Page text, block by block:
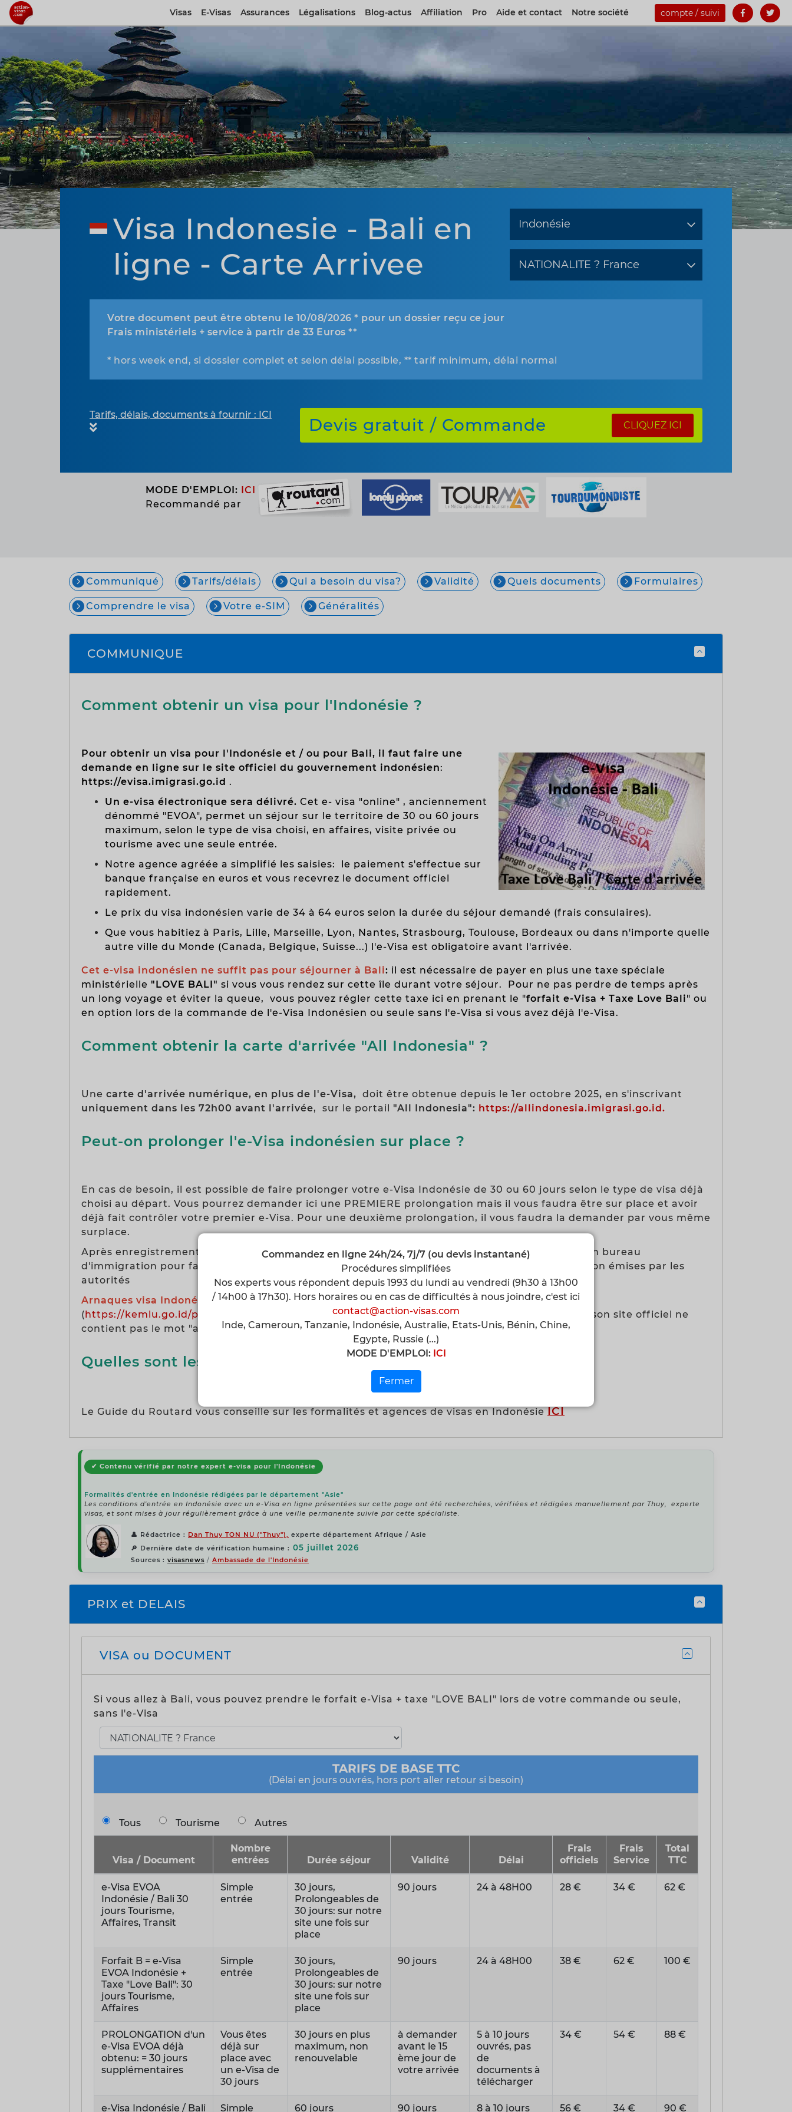
Commandez en ligne 24h/24, 7j/7 (ou devis instantané)
Procédures simplifiées
Nos experts vous répondent depuis 1993 du lundi au vendredi (9h30 à 13h00
/ 14h00 à 17h30). Hors horaires ou en cas de difficultés à nous joindre, c'est ici
contact@action-visas.com
Inde, Cameroun, Tanzanie, Indonésie, Australie, Etats-Unis, Bénin, Chine,
Egypte, Russie (...)
MODE D'EMPLOI:ICI
Fermer
compte / suivi
Visas E-Visas Assurances Légalisations Blog-actus Affiliation Pro Aide et contact Notre société
Visa Indonesie - Bali en
ligne - Carte Arrivee
Votre document peut être obtenu le 10/08/2026 * pour un dossier reçu ce jour
Frais ministériels + service à partir de 33 Euros **
* hors week end, si dossier complet et selon délai possible, ** tarif minimum, délai normal
Tarifs, délais, documents à fournir : ICI
Devis gratuit / Commande
MODE D'EMPLOI: ICI
Recommandé par
Communiqué Tarifs/délais Qui a besoin du visa? Validité Quels documents Formulaires
Comprendre le visa Votre e-SIM Généralités
COMMUNIQUE
Comment obtenir un visa pour l'Indonésie ?
Pour obtenir un visa pour l'Indonésie et / ou pour Bali, il faut faire une
demande en ligne sur
le site officiel du gouvernement indonésien:
https://evisa.imigrasi.go.id .
Un e-visa électronique sera délivré. Cet e- visa "online" , anciennement
dénommé "EVOA", permet un séjour sur le territoire de 30 ou 60 jours
maximum, selon le type de visa choisi, en affaires, visite privée ou
tourisme avec une seule entrée.
Notre agence agréée a simplifié les saisies: le paiement s'effectue sur
banque française en euros et vous recevrez le document officiel
rapidement.
Le prix du visa indonésien varie de 34 à 64 euros selon la durée du séjour demandé (frais consulaires).
Que vous habitiez à Paris, Lille, Marseille, Lyon, Nantes, Strasbourg, Toulouse, Bordeaux ou dans n'importe quelle
autre ville du Monde (Canada, Belgique, Suisse...) l'e-Visa est obligatoire avant l'arrivée.
Cet e-visa indonésien ne suffit pas pour séjourner à Bali: il est nécessaire de payer en plus une taxe spéciale
ministérielle "LOVE BALI" si vous vous rendez sur cette île durant votre séjour. Pour ne pas perdre de temps après
un long voyage et éviter la queue, vous pouvez régler cette taxe ici en prenant le "forfait e-Visa + Taxe Love Bali" ou
en option lors de la commande de l'e-Visa Indonésien ou seule sans l'e-Visa si vous avez déjà l'e-Visa.
Comment obtenir la carte d'arrivée "All Indonesia" ?
Une carte d'arrivée numérique, en plus de l'e-Visa, doit être obtenue depuis le 1er octobre 2025, en s'inscrivant
uniquement dans les 72h00 avant l'arrivée, sur le portail "All Indonesia": https://allindonesia.imigrasi.go.id.
Peut-on prolonger l'e-Visa indonésien sur place ?
En cas de besoin, il est possible de faire prolonger votre e-Visa Indonésie de 30 ou 60 jours selon le type de visa déjà
choisi au départ. Vous pourrez demander ici une PREMIERE prolongation mais il vous faudra être sur place et avoir
déjà fait contrôler votre premier e-Visa. Pour une deuxième prolongation, il vous faudra la demander par vous même
surplace.
Après enregistrement par nos soins de votre extension de visa, vous devrez vous rendre dans un bureau
d'immigration pour faire collecter vos données biométriques. Nous vous enverrons la convocation émises par les
autorités
Arnaques visa Indonésie signalées par les Forums et guides voyage.L'ambassade d'Indonésie
( https://kemlu.go.id/paris
) ne fait jamais de publicité (liens sponsorisés) sur Internet et l'url de son site officiel ne
contient pas le mot "ambassade indonesie" ou "e-Visa Indonésie" .
Quelles sont les agences de visas spécialisées sur l'Indonésie ?
Le Guide du Routard vous conseille sur les formalités et agences de visas en IndonésieICI
✔ Contenu vérifié par notre expert e-visa pour l'Indonésie
Formalités d'entrée en Indonésie rédigées par le département "Asie"
Les conditions d'entrée en Indonésie avec un e-Visa en ligne présentées sur cette page ont été recherchées, vérifiées et rédigées manuellement par Thuy, experte
visas, et sont mises à jour régulièrement grâce à une veille permanente suivie par cette spécialiste.
👤 Rédactrice : Dan Thuy TON NU ("Thuy"), experte département Afrique / Asie
🔎
Dernière date de vérification humaine : 05 juillet 2026
Sources : visasnews / Ambassade de l'Indonésie
PRIX et DELAIS
VISA ou DOCUMENT
Si vous allez à Bali, vous pouvez prendre le forfait e-Visa + taxe "LOVE BALI" lors de votre commande ou seule,
sans l'e-Visa
TARIFS DE BASE TTC
(Délai en jours ouvrés, hors port aller retour si besoin)
Tous Tourisme Autres
Visa / Document
Nombre
entrées
Durée séjour Validité Délai
Frais
officiels
Frais
Service
Total
TTC
e-Visa EVOA
Indonésie / Bali 30
jours Tourisme,
Affaires, Transit
Simple
entrée
30 jours,
Prolongeables de
30 jours: sur notre
site une fois sur
place
90 jours 24 à 48H00 28 € 34 € 62 €
Forfait B = e-Visa
EVOA Indonésie +
Taxe "Love Bali": 30
jours Tourisme,
Affaires
Simple
entrée
30 jours,
Prolongeables de
30 jours: sur notre
site une fois sur
place
90 jours 24 à 48H00 38 € 62 € 100 €
PROLONGATION d'un
e-Visa EVOA déjà
obtenu: = 30 jours
supplémentaires
Vous êtes
déjà sur
place avec
un e-Visa de
30 jours
30 jours en plus
maximum, non
renouvelable
à demander
avant le 15
ème jour de
votre arrivée
5 à 10 jours
ouvrés, pas
de
documents à
télécharger
34 € 54 € 88 €
e-Visa Indonésie / Bali Simple 60 jours 90 jours 8 à 10 jours 56 € 34 € 90 €